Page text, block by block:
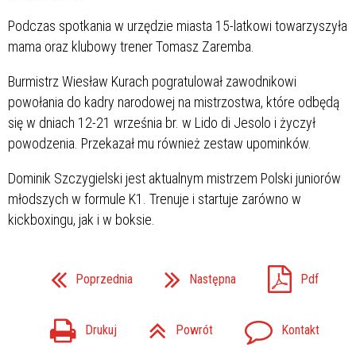
Podczas spotkania w urzędzie miasta 15-latkowi towarzyszyła
mama oraz klubowy trener Tomasz Zaremba.
Burmistrz Wiesław Kurach pogratulował zawodnikowi
powołania do kadry narodowej na mistrzostwa, które odbędą
się w dniach 12-21 września br. w Lido di Jesolo i życzył
powodzenia. Przekazał mu również zestaw upominków.
Dominik Szczygielski jest aktualnym mistrzem Polski juniorów
młodszych w formule K1. Trenuje i startuje zarówno w
kickboxingu, jak i w boksie.
Poprzednia Następna Pdf
Drukuj Powrót Kontakt